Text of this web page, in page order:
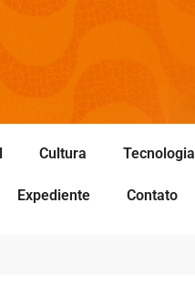
Cultura Tecnologia
Expediente Contato